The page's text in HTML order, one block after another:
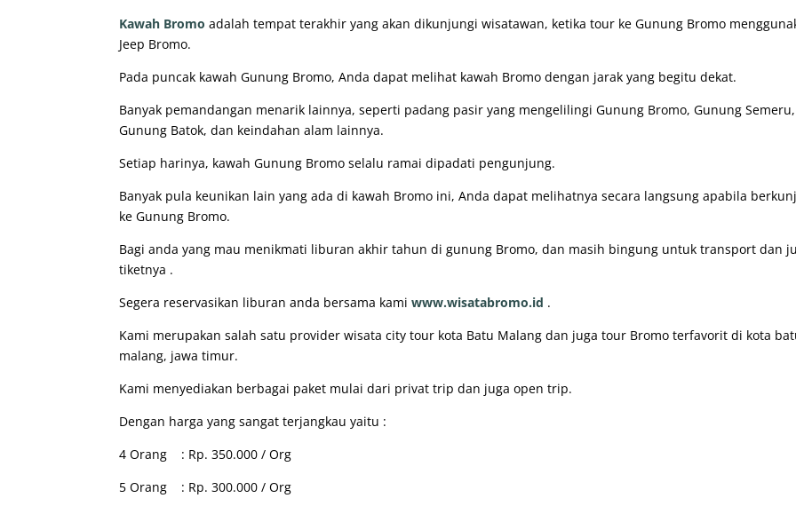
Kawah Bromo adalah tempat terakhir yang akan dikunjungi wisatawan, ketika tour ke Gunung Bromo
Jeep Bromo.
Pada puncak kawah Gunung Bromo, Anda dapat melihat kawah Bromo dengan jarak yang begitu dekat.
Banyak pemandangan menarik lainnya, seperti padang pasir yang mengelilingi Gunung Bromo, Gunung Semeru,
Gunung Batok, dan keindahan alam lainnya.
Setiap harinya, kawah Gunung Bromo selalu ramai dipadati pengunjung.
Banyak pula keunikan lain yang ada di kawah Bromo ini, Anda dapat melihatnya secara langsung apabila
ke Gunung Bromo.
Bagi anda yang mau menikmati liburan akhir tahun di gunung Bromo, dan masih bingung untuk transport dan
tiketnya .
Segera reservasikan liburan anda bersama kamiwww.wisatabromo.id .
Kami merupakan salah satu provider wisata city tour kota Batu Malang dan juga tour Bromo terfavorit di kota
malang, jawa timur.
Kami menyediakan berbagai paket mulai dari privat trip dan juga open trip.
Dengan harga yang sangat terjangkau yaitu :
4 Orang : Rp. 350.000 / Org
5 Orang : Rp. 300.000 / Org